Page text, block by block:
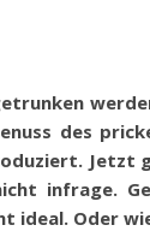
des
Jetzt
infrage.
ideal. Oder